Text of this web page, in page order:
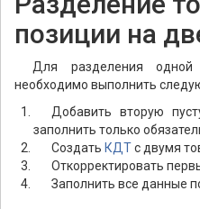
позиции на
Для разделения
необходимо выполнить
Добавить вторую
заполнить только
Создать КДТс двумя
Откорректировать
Заполнить все данные